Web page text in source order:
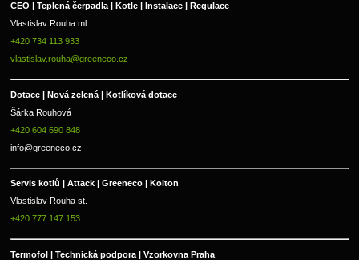
CEO | Teplená čerpadla | Kotle | Instalace | Regulace
Vlastislav Rouha ml.
+420 734 113 933
vlastislav.rouha@greeneco.cz
Dotace | Nová zelená | Kotlíková dotace
Šárka Rouhová
+420 604 690 848
info@greeneco.cz
Servis kotlů | Attack | Greeneco | Kolton
Vlastislav Rouha st.
+420 777 147 153
Termofol | Technická podpora | Vzorkovna Praha